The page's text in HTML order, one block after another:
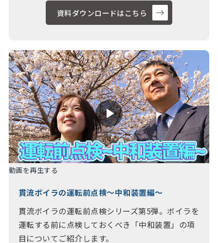
資料ダウンロードはこちら
動画を再生する
貫流ボイラの運転前点検～中和装置編～
貫流ボイラの運転前点検シリーズ第5弾。ボイラを
運転する前に点検しておくべき「中和装置」の項
目についてご紹介します。